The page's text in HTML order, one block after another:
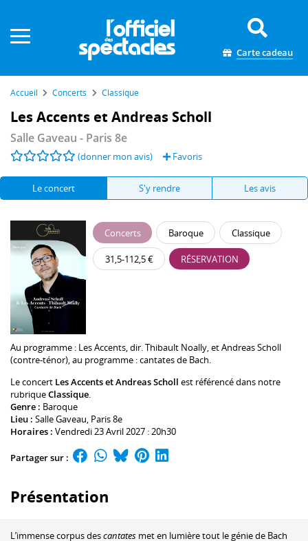
Carte cadeau
Accueil Concerts Classique
Les Accents et Andreas Scholl
Salle Gaveau - Paris 8e
(donner mon avis) Favoris
Le concert S'y rendre Les avis
Concerts Baroque Classique
31,5-112,5 € RÉSERVATION
Au programme : Les Accents , dir. Thibault Noally , etAndreas Scholl
(contre-ténor), au programme : cantates de Bach.
Le concert Les Accents et Andreas Scholl est référencé dans notre
rubriqueClassique.
Genre : Baroque
Lieu : Salle Gaveau, Paris 8e
Horaires : Vendredi 23 Avril 2027 : 20h30
Partager sur :
Présentation
L’immense corpus descantates met en lumière tout le génie de Bach